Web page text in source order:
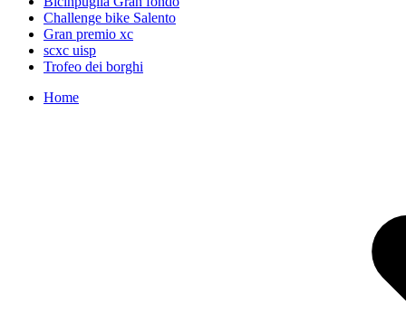
Challenge bike Salento
Gran premio xc
scxc uisp
Trofeo dei borghi
Home